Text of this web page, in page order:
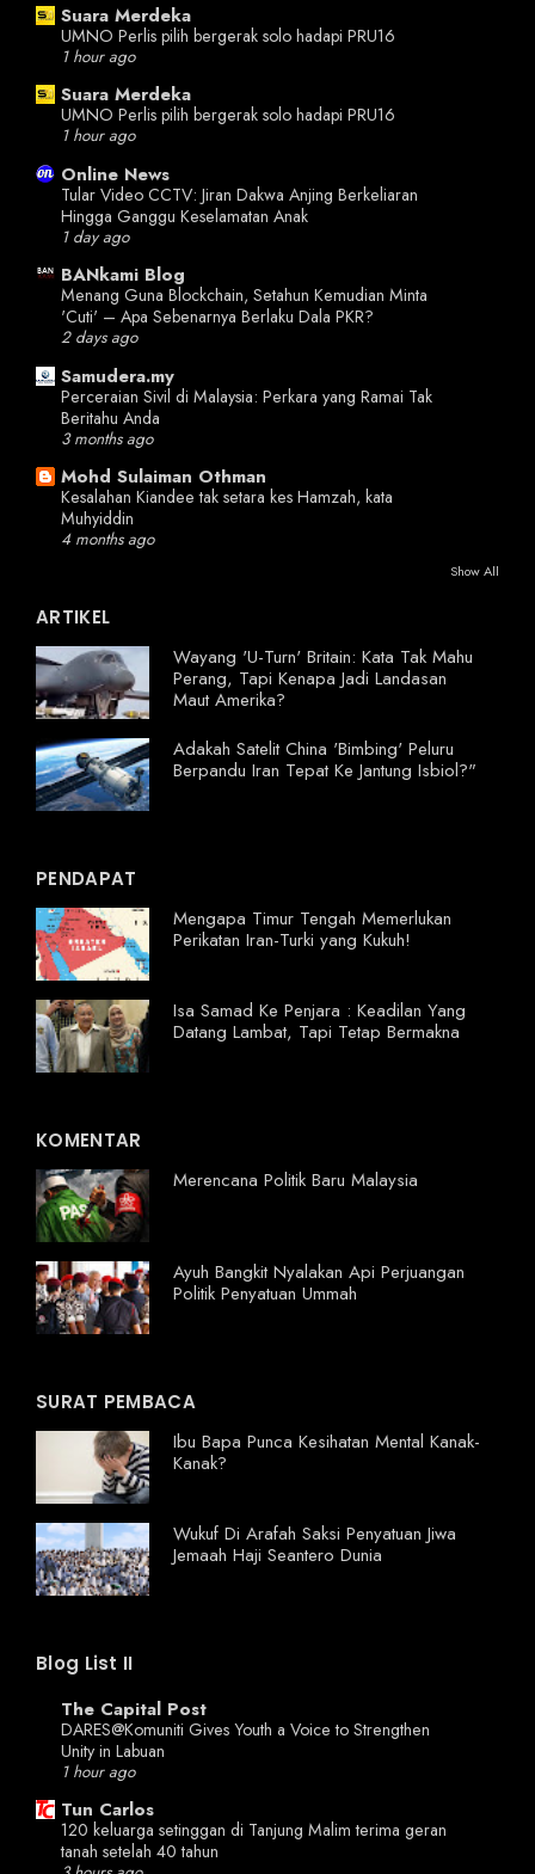
Suara Merdeka
UMNO Perlis pilih bergerak solo hadapi PRU16
1 hour ago
Suara Merdeka
UMNO Perlis pilih bergerak solo hadapi PRU16
1 hour ago
Online News
Tular Video CCTV: Jiran Dakwa Anjing Berkeliaran
Hingga Ganggu Keselamatan Anak
1 day ago
BANkami Blog
Menang Guna Blockchain, Setahun Kemudian Minta
'Cuti' – Apa Sebenarnya Berlaku Dala PKR?
2 days ago
Samudera.my
Perceraian Sivil di Malaysia: Perkara yang Ramai Tak
Beritahu Anda
3 months ago
Mohd Sulaiman Othman
Kesalahan Kiandee tak setara kes Hamzah, kata
Muhyiddin
4 months ago
Show All
ARTIKEL
Wayang 'U-Turn' Britain: Kata Tak Mahu
Perang, Tapi Kenapa Jadi Landasan
Maut Amerika?
Adakah Satelit China 'Bimbing' Peluru
Berpandu Iran Tepat Ke Jantung Isbiol?"
PENDAPAT
Mengapa Timur Tengah Memerlukan
Perikatan Iran-Turki yang Kukuh!
Isa Samad Ke Penjara : Keadilan Yang
Datang Lambat, Tapi Tetap Bermakna
KOMENTAR
Merencana Politik Baru Malaysia
Ayuh Bangkit Nyalakan Api Perjuangan
Politik Penyatuan Ummah
SURAT PEMBACA
Ibu Bapa Punca Kesihatan Mental Kanak-
Kanak?
Wukuf Di Arafah Saksi Penyatuan Jiwa
Jemaah Haji Seantero Dunia
Blog List II
The Capital Post
DARES@Komuniti Gives Youth a Voice to Strengthen
Unity in Labuan
1 hour ago
Tun Carlos
120 keluarga setinggan di Tanjung Malim terima geran
tanah setelah 40 tahun